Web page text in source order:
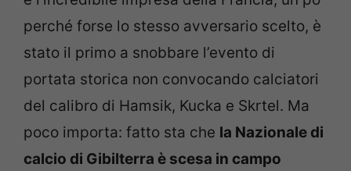
perché forse lo stesso avversario scelto, è
stato il primo a snobbare l’evento di
portata storica non convocando calciatori
del calibro di Hamsik, Kucka e Skrtel. Ma
poco importa: fatto sta che la Nazionale di
calcio di Gibilterra è scesa in campo